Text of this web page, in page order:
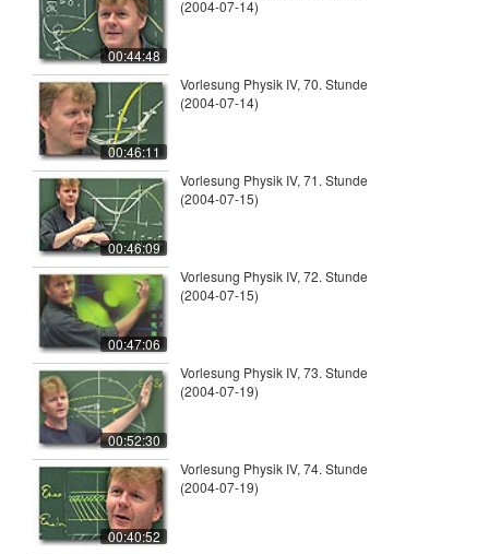
00:44:48
(2004-07-14)
00:46:11
Vorlesung Physik IV, 70. Stunde
(2004-07-14)
00:46:09
Vorlesung Physik IV, 71. Stunde
(2004-07-15)
00:47:06
Vorlesung Physik IV, 72. Stunde
(2004-07-15)
00:52:30
Vorlesung Physik IV, 73. Stunde
(2004-07-19)
00:40:52
Vorlesung Physik IV, 74. Stunde
(2004-07-19)